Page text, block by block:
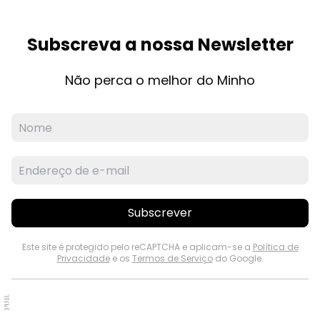
Subscreva a nossa Newsletter
Não perca o melhor do Minho
Subscrever
Este site é protegido pelo reCAPTCHA e aplicam-se a Política de
Privacidadee os Termos de Serviçodo Google.
PUB.